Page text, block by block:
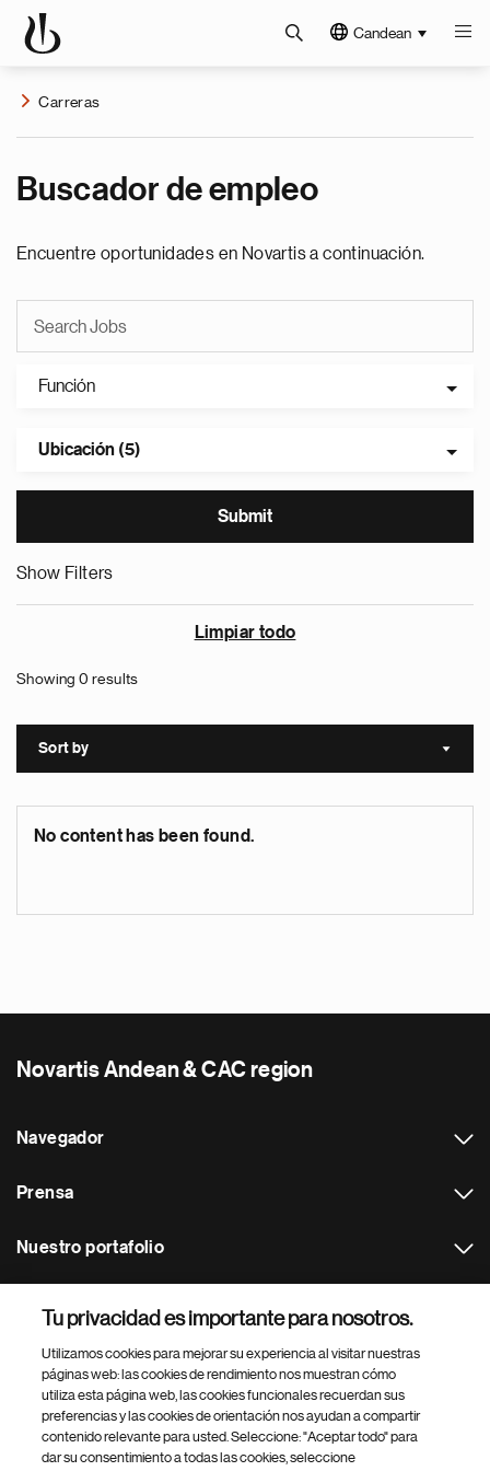
Candean
Carreras
Buscador de empleo
Encuentre oportunidades en Novartis a continuación.
Función
Ubicación (5)
Show Filters
Limpiar todo
Showing 0 results
Sort by Sort
No content has been found.
Novartis Andean & CAC region
Navegador
Prensa
Nuestro portafolio
Footer Site Search
Tu privacidad es importante para nosotros.
Utilizamos cookies para mejorar su experiencia al visitar nuestras
páginas web: las cookies de rendimiento nos muestran cómo
utiliza esta página web, las cookies funcionales recuerdan sus
preferencias y las cookies de orientación nos ayudan a compartir
contenido relevante para usted. Seleccione: "Aceptar todo" para
dar su consentimiento a todas las cookies, seleccione